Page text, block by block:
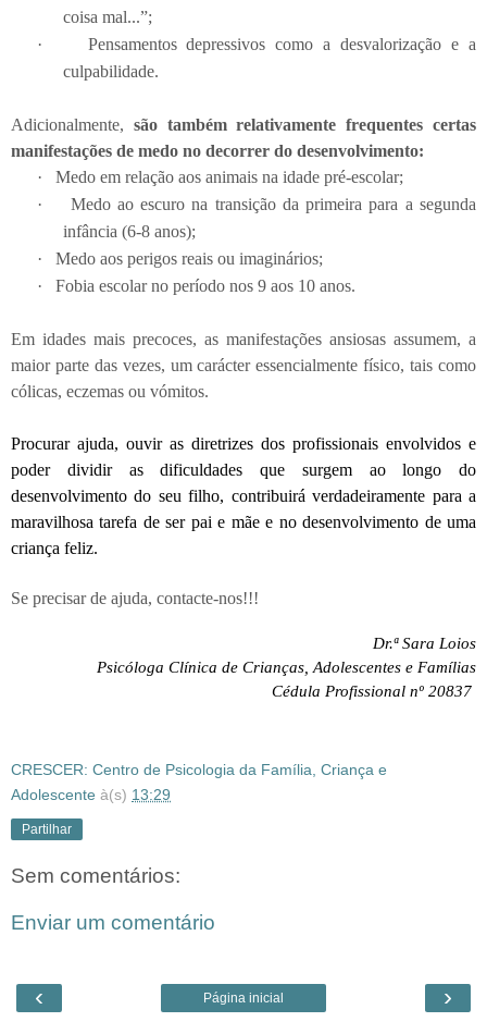
coisa mal...”;
·
Pensamentos depressivos como a desvalorização e a
culpabilidade.
Adicionalmente, são também relativamente frequentes certas
manifestações de medo no decorrer do desenvolvimento:
·
Medo em relação aos animais na idade pré-escolar;
·
Medo ao escuro na transição da primeira para a segunda
infância (6-8 anos);
·
Medo aos perigos reais ou imaginários;
·
Fobia escolar no período nos 9 aos 10 anos.
Em idades mais precoces, as manifestações ansiosas assumem, a
maior parte das vezes, um carácter essencialmente físico, tais como
cólicas, eczemas ou vómitos.
Procurar ajuda, ouvir as diretrizes dos profissionais envolvidos e
poder dividir as dificuldades que surgem ao longo do
desenvolvimento do seu filho, contribuirá verdadeiramente para a
maravilhosa tarefa de ser pai e mãe e no desenvolvimento de uma
criança feliz.
Se precisar de ajuda, contacte-nos!!!
Dr.ª Sara Loios
Psicóloga Clínica de Crianças, Adolescentes e Famílias
Cédula Profissional nº 20837
CRESCER: Centro de Psicologia da Família, Criança e
Adolescente à(s) 13:29
Partilhar
Sem comentários:
Enviar um comentário
‹ ›
Página inicial